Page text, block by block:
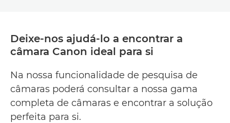
Deixe-nos ajudá-lo a encontrar a
câmara Canon ideal para si
Na nossa funcionalidade de pesquisa de
câmaras poderá consultar a nossa gama
completa de câmaras e encontrar a solução
perfeita para si.